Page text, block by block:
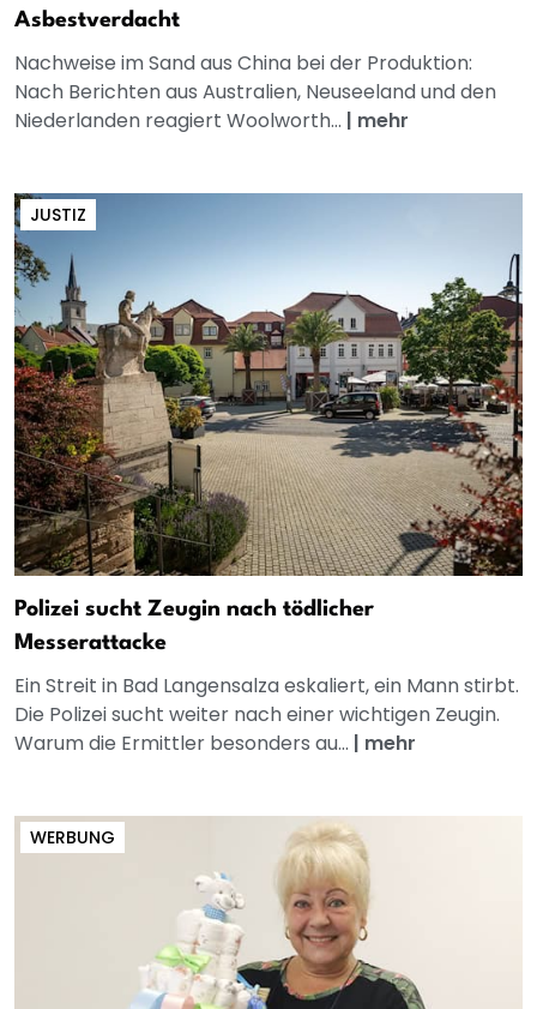
Asbestverdacht
Nachweise im Sand aus China bei der Produktion:
Nach Berichten aus Australien, Neuseeland und den
Niederlanden reagiert Woolworth... | mehr
JUSTIZ
Polizei sucht Zeugin nach tödlicher
Messerattacke
Ein Streit in Bad Langensalza eskaliert, ein Mann stirbt.
Die Polizei sucht weiter nach einer wichtigen Zeugin.
Warum die Ermittler besonders au... | mehr
WERBUNG